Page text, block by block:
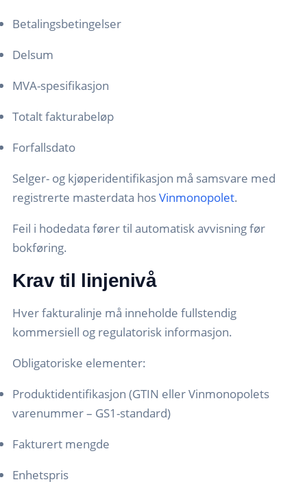
Betalingsbetingelser
Delsum
MVA-spesifikasjon
Totalt fakturabeløp
Forfallsdato
Selger- og kjøperidentifikasjon må samsvare med
registrerte masterdata hosVinmonopolet.
Feil i hodedata fører til automatisk avvisning før
bokføring.
Krav til linjenivå
Hver fakturalinje må inneholde fullstendig
kommersiell og regulatorisk informasjon.
Obligatoriske elementer:
Produktidentifikasjon (GTIN eller Vinmonopolets
varenummer – GS1-standard)
Fakturert mengde
Enhetspris